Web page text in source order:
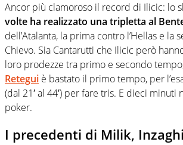
Ancor più clamoroso il record di Ilicic: lo
volte ha realizzato una tripletta al
dell’Atalanta, la prima contro l’Hellas e la
Chievo. Sia Cantarutti che Ilicic però
loro prodezze tra primo e secondo
Retegui è bastato il primo tempo, per
(dal 21′ al 44′) per fare tris. E dieci
poker.
I precedenti di Milik,